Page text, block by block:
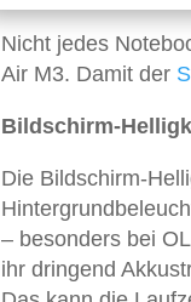
Nicht jedes
Air M3. Damit der
Bildschirm-
Die Bildschirm-
– besonders bei
ihr dringend